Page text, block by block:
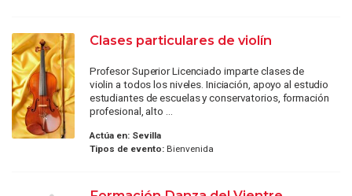
Clases particulares de violín
Profesor Superior Licenciado imparte clases de
violin a todos los niveles. Iniciación, apoyo al estudio
estudiantes de escuelas y conservatorios, formación
profesional, alto ...
Actúa en: Sevilla
Tipos de evento:Bienvenida